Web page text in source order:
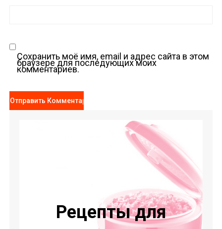
Сохранить моё имя, email и адрес сайта в этом
браузере для последующих моих
комментариев.
Рецепты для